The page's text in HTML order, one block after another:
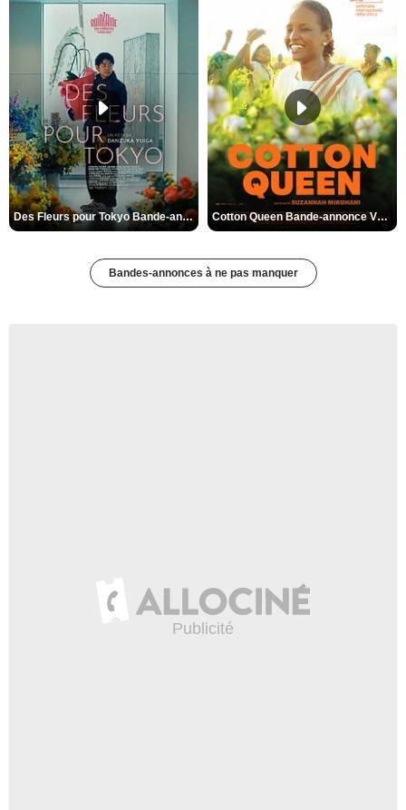
Des Fleurs pour Tokyo Bande-annonce VO STFR Cotton Queen Bande-annonce VO STFR
Bandes-annonces à ne pas manquer